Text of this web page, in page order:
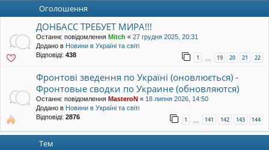
Оголошення
ДОНБАСС ТРЕБУЕТ МИРА!!!
Останнє повідомлення Mitch « 27 грудня 2025, 20:31
Додано в Новини в Україні та світі
Відповіді: 438 1 … 19 20 21 22
Фронтові зведення по Україні (оновлюється) -
Фронтовые сводки по Украине (обновляются)
Останнє повідомлення MasteroN « 18 липня 2026, 14:50
Додано в Новини в Україні та світі
Відповіді: 2876 1 … 141 142 143 144
Тем